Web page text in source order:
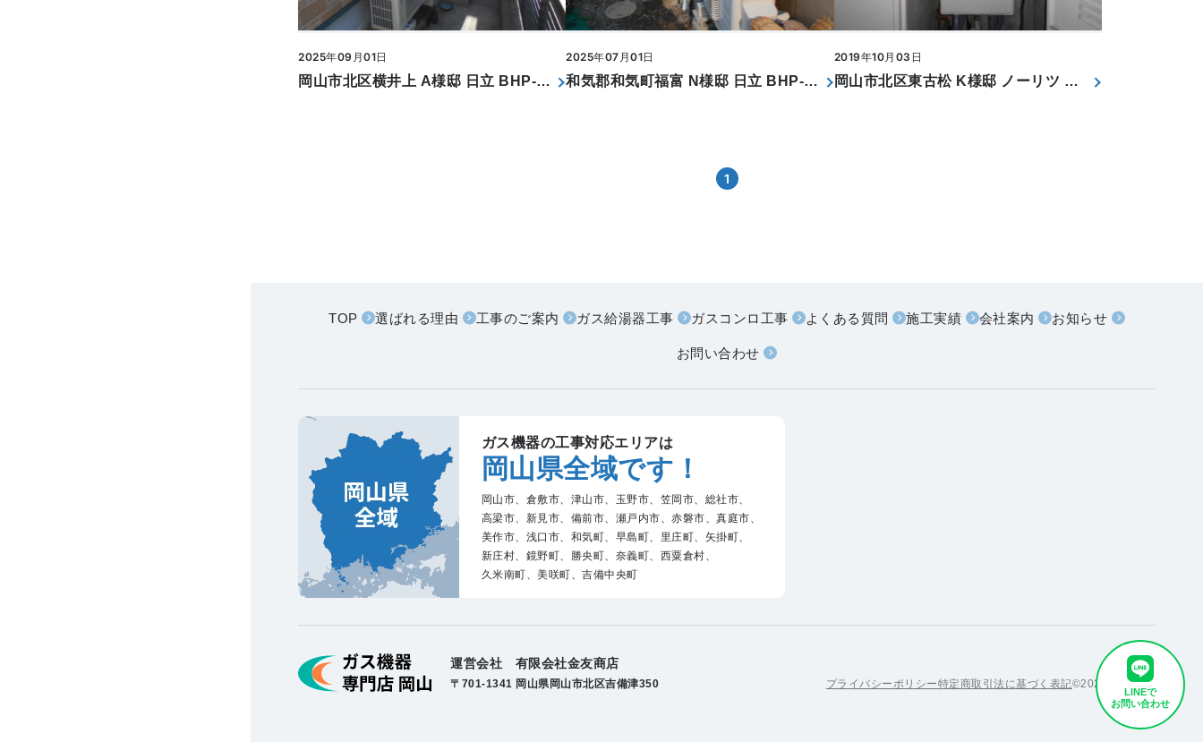
2025年09月01日
岡山市北区横井上 A様邸 日立 BHP-F37WUK
2025年07月01日
和気郡和気町福富 N様邸 日立 BHP-FG37XU
2019年10月03日
岡山市北区東古松 K様邸 ノーリツ GT-2051SAWX-FF-2 BL
1
TOP 選ばれる理由 工事のご案内 ガス給湯器工事 ガスコンロ工事 よくある質問 施工実績 会社案内 お知らせ
お問い合わせ
ガス機器の工事対応エリアは
岡山県全域です！
岡山市、 倉敷市、 津山市、 玉野市、 笠岡市、 総社市、
高梁市、 新見市、 備前市、 瀬戸内市、赤磐市、真庭市、
美作市、 浅口市、 和気町、 早島町、 里庄町、 矢掛町、
新庄村、 鏡野町、 勝央町、 奈義町、 西粟倉村、
久米南町、美咲町、吉備中央町
運営会社 有限会社金友商店
〒701-1341 岡山県岡山市北区吉備津350 プライバシーポリシー特定商取引法に基づく表記©2023 金友商店
LINEで
お問い合わせ